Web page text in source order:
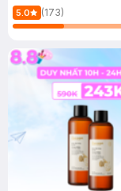
150ml
5.0
(173)